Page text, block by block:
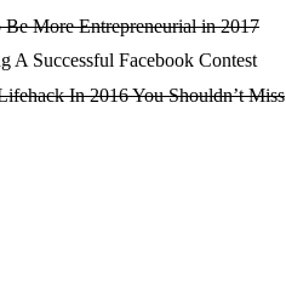
Be More Entrepreneurial in 2017
A Successful Facebook Contest
In 2016 You Shouldn’t Miss